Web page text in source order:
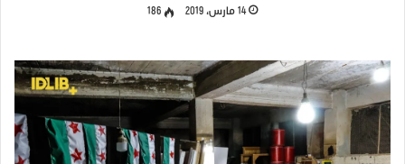
14 مارس، 2019 186